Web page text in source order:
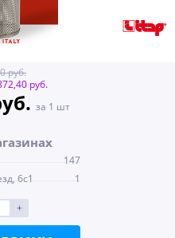
руб.
руб.
за 1 шт
147
6с1
1
+